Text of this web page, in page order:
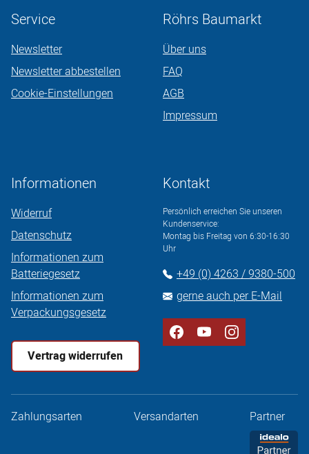
Service
Newsletter
Newsletter abbestellen
Cookie-Einstellungen
Röhrs Baumarkt
Über uns
FAQ
AGB
Impressum
Informationen
Widerruf
Datenschutz
Informationen zum
Batteriegesetz
Informationen zum
Verpackungsgesetz
Vertrag widerrufen
Kontakt
Persönlich erreichen Sie unseren
Kundenservice:
Montag bis Freitag von 6:30-16:30
Uhr
+49 (0) 4263 / 9380-500
gerne auch per E-Mail
Zahlungsarten Versandarten Partner